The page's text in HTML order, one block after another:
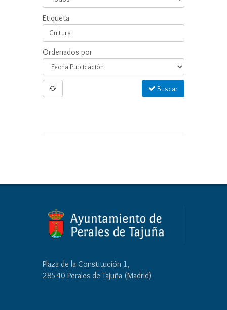
Etiqueta
Ordenados por
Buscar
Plaza de la Constitución 1,
28540 Perales de Tajuña (Madrid)